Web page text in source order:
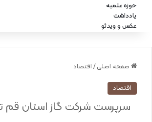
حوزه علمیه
یادداشت
عکس و ویدئو
صفحه اصلی / اقتصاد
اقتصاد
سرپرست شرکت گاز استان قم